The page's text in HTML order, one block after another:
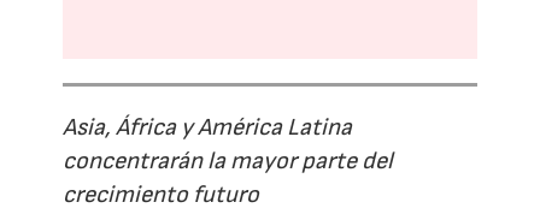
Asia, África y América Latina
concentrarán la mayor parte del
crecimiento futuro